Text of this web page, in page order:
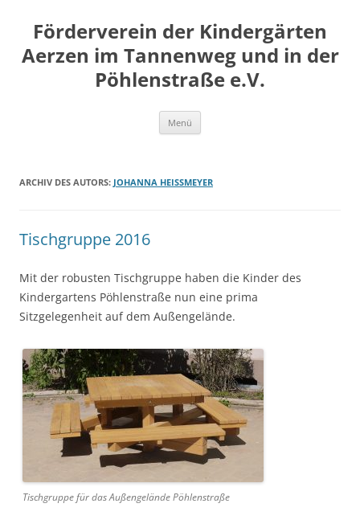
springen
Förderverein der Kindergärten
Aerzen im Tannenweg und in der
Pöhlenstraße e.V.
Menü
ARCHIV DES AUTORS: JOHANNA HEISSMEYER
Tischgruppe 2016
Mit der robusten Tischgruppe haben die Kinder des
Kindergartens Pöhlenstraße nun eine prima
Sitzgelegenheit auf dem Außengelände.
Tischgruppe für das Außengelände Pöhlenstraße